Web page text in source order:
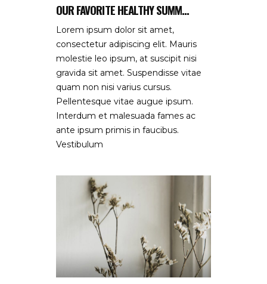
OUR FAVORITE HEALTHY SUMM...
Lorem ipsum dolor sit amet,
consectetur adipiscing elit. Mauris
molestie leo ipsum, at suscipit nisi
gravida sit amet. Suspendisse vitae
quam non nisi varius cursus.
Pellentesque vitae augue ipsum.
Interdum et malesuada fames ac
ante ipsum primis in faucibus.
Vestibulum